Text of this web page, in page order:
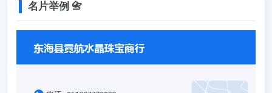
名片举例 📇